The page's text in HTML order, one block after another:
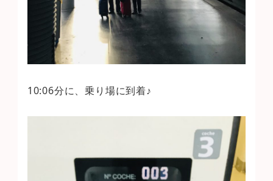
10:06分に、乗り場に到着♪